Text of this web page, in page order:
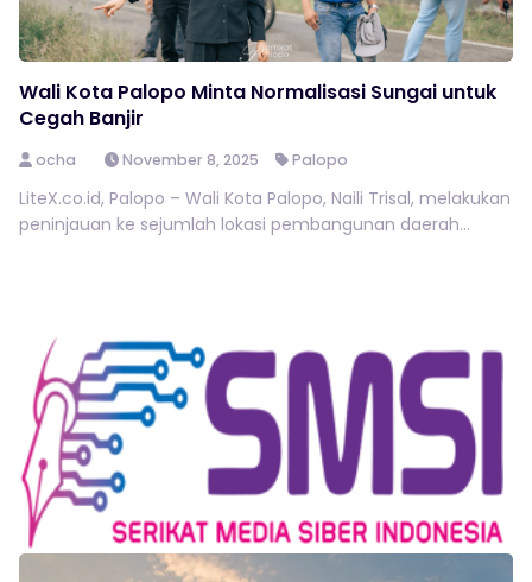
Wali Kota Palopo Minta Normalisasi Sungai untuk
Cegah Banjir
ocha November 8, 2025 Palopo
LiteX.co.id, Palopo – Wali Kota Palopo, Naili Trisal, melakukan
peninjauan ke sejumlah lokasi pembangunan daerah...